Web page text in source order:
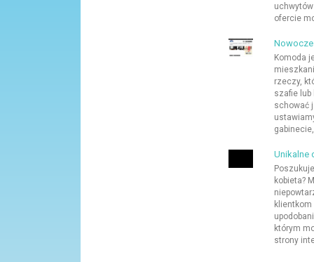
ofercie
Komoda
rzeczy,
szafie lub
schować
Unikalne
kobieta?
którym
strony